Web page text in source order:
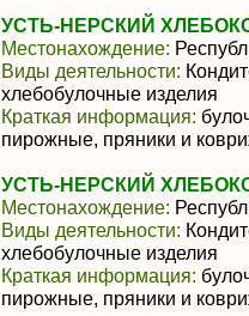
УСТЬ-НЕРСКИЙ
Местонахождение:
Виды деятельности:
хлебобулочные изделия
Краткая информация:
пирожные, пряники и
УСТЬ-НЕРСКИЙ
Местонахождение:
Виды деятельности:
хлебобулочные изделия
Краткая информация:
пирожные, пряники и